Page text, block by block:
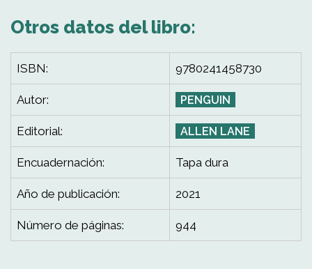
Otros datos del libro:
ISBN: 9780241458730
Autor: PENGUIN
Editorial: ALLEN LANE
Encuadernación: Tapa dura
Año de publicación: 2021
Número de páginas: 944